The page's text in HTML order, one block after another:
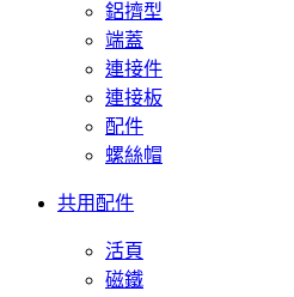
鋁擠型
端蓋
連接件
連接板
配件
螺絲帽
共用配件
活頁
磁鐵